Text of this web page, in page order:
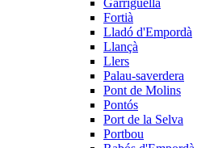
Garriguella
Fortià
Lladó d'Empordà
Llançà
Llers
Palau-saverdera
Pont de Molins
Pontós
Port de la Selva
Portbou